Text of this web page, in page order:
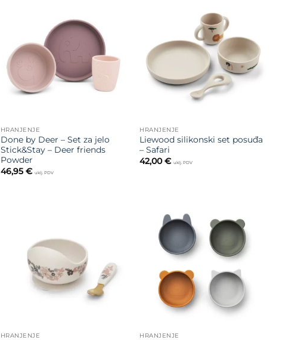
Dodajte
na listu
želja
HRANJENJE
Done by Deer – Set za jelo
Stick&Stay – Deer friends
Powder
46,95 € uklj. PDV
želja
HRANJENJE
Liewood silikonski set posuđa
– Safari
42,00€ uklj. PDV
HRANJENJE
Dodajte
želja
HRANJENJE